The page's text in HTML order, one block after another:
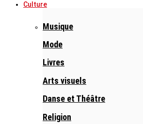
Culture
Musique
Mode
Livres
Arts visuels
Danse et Théâtre
Religion